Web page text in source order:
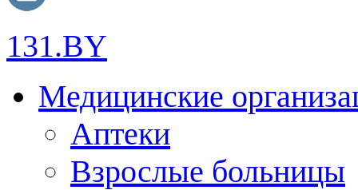
131.BY
Медицинские
Аптеки
Взрослые больницы